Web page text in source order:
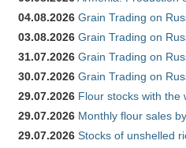
04.08.2026 Grain Trading on
03.08.2026 Grain Trading on
31.07.2026 Grain Trading on
30.07.2026 Grain Trading on
29.07.2026 Flour stocks with the
29.07.2026 Monthly flour sales
29.07.2026 Stocks of unshelled